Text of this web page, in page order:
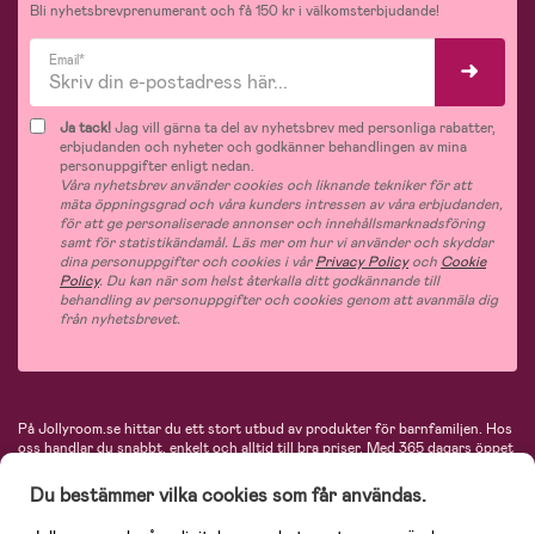
Bli nyhetsbrevprenumerant och få 150 kr i välkomsterbjudande!
Email*
Ja tack!Jag vill gärna ta del av nyhetsbrev med personliga rabatter,
erbjudanden och nyheter och godkänner behandlingen av mina
personuppgifter enligt nedan.
Våra nyhetsbrev använder cookies och liknande tekniker för att
mäta öppningsgrad och våra kunders intressen av våra erbjudanden,
för att ge personaliserade annonser och innehållsmarknadsföring
samt för statistikändamål. Läs mer om hur vi använder och skyddar
dina personuppgifter och cookies i vårPrivacy Policyoch Cookie
Policy. Du kan när som helst återkalla ditt godkännande till
behandling av personuppgifter och cookies genom att avanmäla dig
från nyhetsbrevet.
På Jollyroom.se hittar du ett stort utbud av produkter för barnfamiljen. Hos
oss handlar du snabbt, enkelt och alltid till bra priser. Med 365 dagars öppet
hos oss. I vårt sortiment hittar du barnvagnar, bilstolar, kläder för barn och
baby, produkter för mamman, massor av inspirerande inredning, leksaker,
Du bestämmer vilka cookies som får användas.